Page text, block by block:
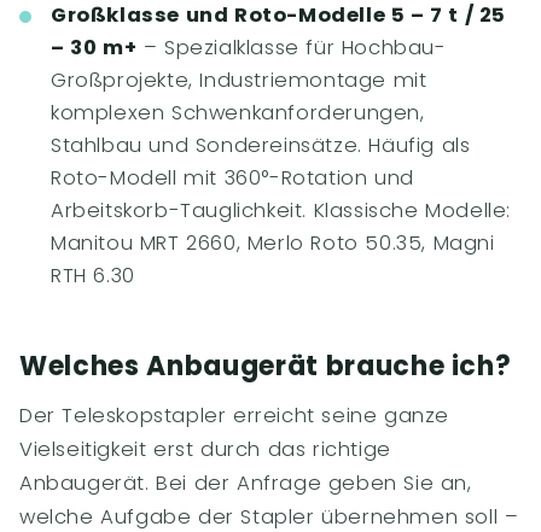
Großklasse und Roto-Modelle 5 – 7 t / 25
– 30 m+ – Spezialklasse für Hochbau-
Großprojekte, Industriemontage mit
komplexen Schwenkanforderungen,
Stahlbau und Sondereinsätze. Häufig als
Roto-Modell mit 360°-Rotation und
Arbeitskorb-Tauglichkeit. Klassische Modelle:
Manitou MRT 2660, Merlo Roto 50.35, Magni
RTH 6.30
Welches Anbaugerät brauche ich?
Der Teleskopstapler erreicht seine ganze
Vielseitigkeit erst durch das richtige
Anbaugerät. Bei der Anfrage geben Sie an,
welche Aufgabe der Stapler übernehmen soll –